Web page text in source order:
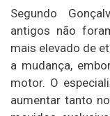
Segundo
antigos não
mais elevado de
a mudança,
motor. O
aumentar tanto